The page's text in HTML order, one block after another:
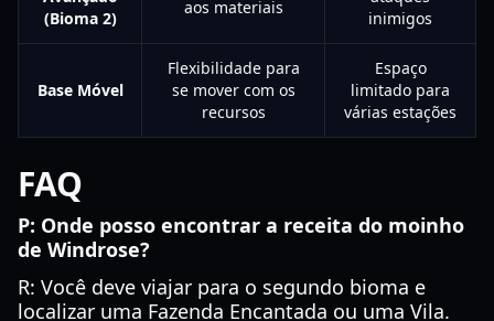
(Bioma 2)
aos materiais
inimigos
Base Móvel
Flexibilidade para
se mover com os
recursos
Espaço
limitado para
várias estações
FAQ
P: Onde posso encontrar a receita do moinho
de Windrose?
R: Você deve viajar para o segundo bioma e
localizar uma Fazenda Encantada ou uma Vila.